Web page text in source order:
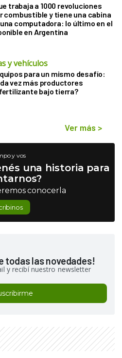
trabaja a 1000 revoluciones
combustible y tiene una cabina
computadora: lo último en el
en Argentina
y vehículos
para un mismo desafío:
vez más productores
bajo tierra?
Ver más >
y vos
una historia para
conocerla
todas las novedades!
y recibí nuestro newsletter